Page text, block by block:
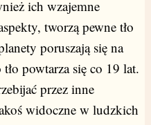
ich wzajemne
tworzą pewne tło
poruszają się na
powtarza się co 19 lat.
przez inne
widoczne w ludzkich